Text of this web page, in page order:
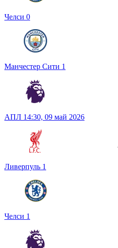
Челси 0
Манчестер Сити 1
АПЛ 14:30, 09 май 2026
Ливерпуль 1
Челси 1